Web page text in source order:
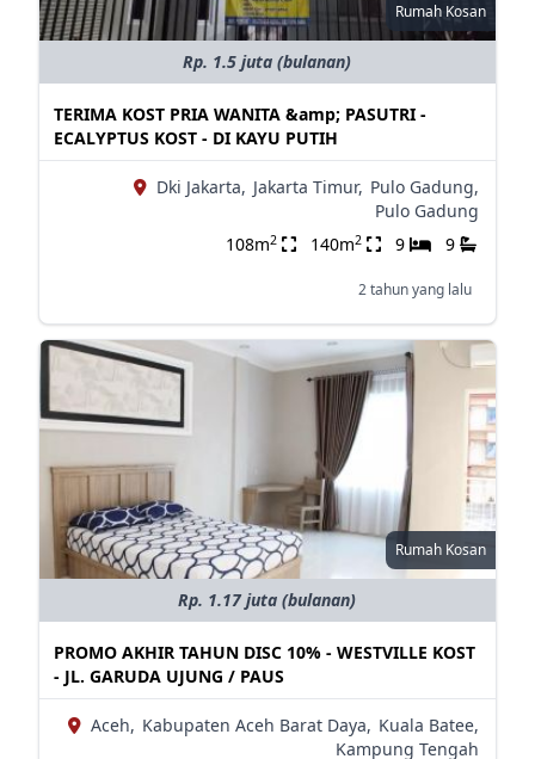
Rumah Kosan
Rp. 1.5 juta (bulanan)
TERIMA KOST PRIA WANITA &amp; PASUTRI -
ECALYPTUS KOST - DI KAYU PUTIH
Dki Jakarta, Jakarta Timur, Pulo Gadung,
Pulo Gadung
108m2 140m2 9 9
2 tahun yang lalu
Rumah Kosan
Rp. 1.17 juta (bulanan)
PROMO AKHIR TAHUN DISC 10% - WESTVILLE KOST
- JL. GARUDA UJUNG / PAUS
Aceh, Kabupaten Aceh Barat Daya, Kuala Batee,
Kampung Tengah